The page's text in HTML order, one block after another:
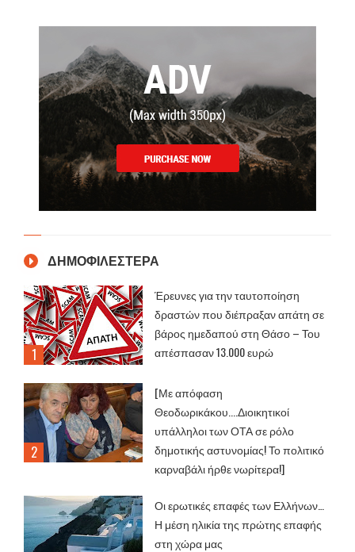
ΔΗΜΟΦΙΛΕΣΤΕΡΑ
Έρευνες για την ταυτοποίηση
δραστών που διέπραξαν απάτη σε
βάρος ημεδαπού στη Θάσο – Του
απέσπασαν 13.000 ευρώ
[Με απόφαση
Θεοδωρικάκου....Διοικητικοί
υπάλληλοι των ΟΤΑ σε ρόλο
δημοτικής αστυνομίας! Το πολιτικό
καρναβάλι ήρθε νωρίτερα!]
Οι ερωτικές επαφές των Ελλήνων…
Η μέση ηλικία της πρώτης επαφής
στη χώρα μας